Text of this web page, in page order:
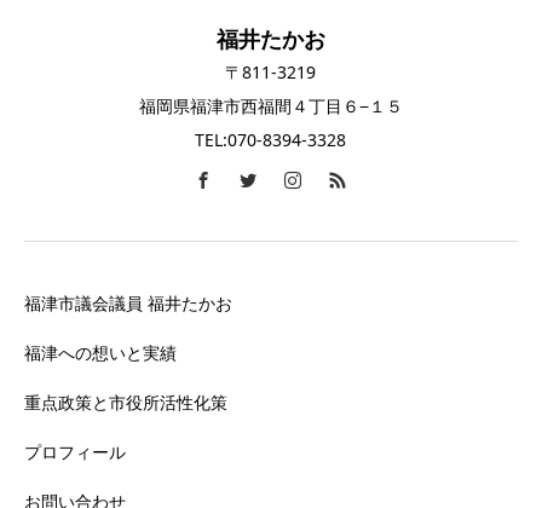
福井たかお
〒811-3219
福岡県福津市西福間４丁目６−１５
TEL:070-8394-3328
福津市議会議員 福井たかお
福津への想いと実績
重点政策と市役所活性化策
プロフィール
お問い合わせ